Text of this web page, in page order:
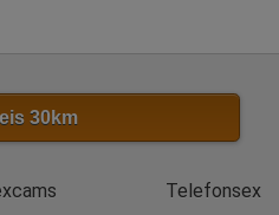
30km
Telefonsex